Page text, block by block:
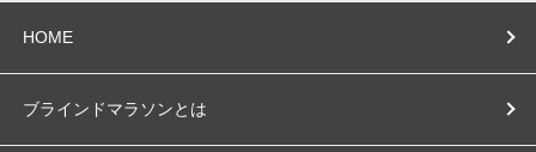
HOME
ブラインドマラソンとは